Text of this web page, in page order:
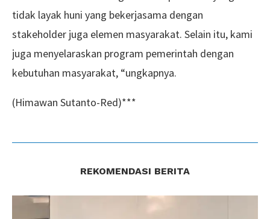
tidak layak huni yang bekerjasama dengan
stakeholder juga elemen masyarakat. Selain itu, kami
juga menyelaraskan program pemerintah dengan
kebutuhan masyarakat, “ungkapnya.
(Himawan Sutanto-Red)***
REKOMENDASI BERITA